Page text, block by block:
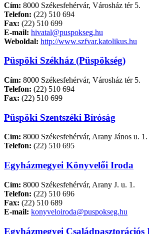
Cím: 8000 Székesfehérvár, Városház tér 5.
Telefon: (22) 510 694
Fax: (22) 510 699
E-mail: hivatal@puspokseg.hu
Weboldal: http://www.szfvar.katolikus.hu
Püspöki Székház (Püspökség)
Cím: 8000 Székesfehérvár, Városház tér 5.
Telefon: (22) 510 694
Fax: (22) 510 699
Püspöki Szentszéki Bíróság
Cím: 8000 Székesfehérvár, Arany János u. 1.
Telefon: (22) 510 695
Egyházmegyei Könyvelői Iroda
Cím: 8000 Székesfehérvár, Arany J. u. 1.
Telefon: (22) 510 696
Fax: (22) 510 689
E-mail: konyveloiroda@puspokseg.hu
Egyházmegyei Családpasztorációs